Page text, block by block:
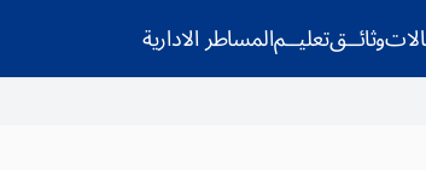
وثائــقتعليــمالمساطر الادارية